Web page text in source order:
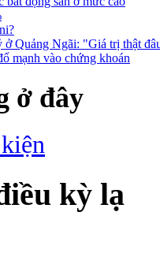
ở Quảng Ngãi: "Giá trị thật
mạnh vào chứng khoán
ở đây
kỳ lạ